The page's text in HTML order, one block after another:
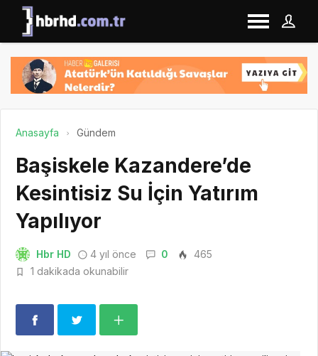
Anasayfa Gündem
Başiskele Kazandere’de
Kesintisiz Su İçin Yatırım
Yapılıyor
Hbr HD 4 yıl önce 0
465
1 dakikada okunabilir